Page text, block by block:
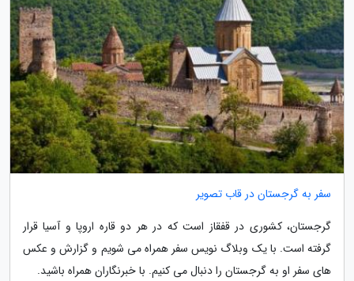
سفر به گرجستان در قاب تصویر
گرجستان، کشوری در قفقاز است که در هر دو قاره اروپا و آسیا قرار
گرفته است. با یک وبلاگ نویس سفر همراه می شویم و گزارش و عکس
های سفر او به گرجستان را دنبال می کنیم. با خبرنگاران همراه باشید.